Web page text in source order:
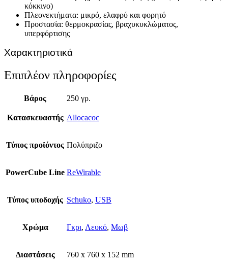
κόκκινο)
Πλεονεκτήματα: μικρό, ελαφρύ και φορητό
Προστασία: θερμοκρασίας, βραχυκυκλώματος,
υπερφόρτισης
Χαρακτηριστικά
Επιπλέον πληροφορίες
Βάρος 250 γρ.
Κατασκευαστής Allocacoc
Τύπος προϊόντος Πολύπριζο
PowerCube Line ReWirable
Τύπος υποδοχής Schuko, USB
Χρώμα Γκρι, Λευκό, Μωβ
Διαστάσεις 760 x 760 x 152 mm